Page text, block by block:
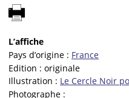
L’affiche
Pays d’origine : France
Edition : originale
Illustration : Le Cercle Noir
Photographe :